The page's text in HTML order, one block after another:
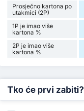
Prosječno kartona po
utakmici (2P)
1P je imao više
kartona %
2P je imao više
kartona %
Tko će prvi zabiti?